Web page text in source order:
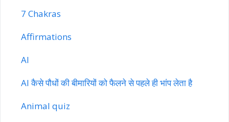
7 Chakras
Affirmations
AI
AI कैसे पौधों की बीमारियों को फैलने से पहले ही भांप लेता है
Animal quiz